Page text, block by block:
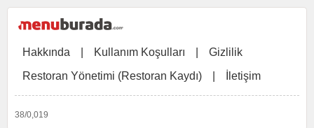
Hakkında Kullanım Koşulları
Gizlilik
Restoran Yönetimi (Restoran Kaydı)
İletişim
38/0,019